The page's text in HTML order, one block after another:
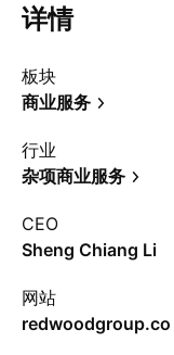
详情
板块
商业服务
行业
杂项商业服务
CEO
Sheng Chiang Li
网站
redwoodgroup.co